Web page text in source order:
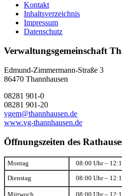
Kontakt
Inhaltsverzeichnis
Impressum
Datenschutz
Verwaltungsgemeinschaft
Edmund-Zimmermann-Straße 3
86470 Thannhausen
08281 901-0
08281 901-20
vgem@thannhausen.de
www.vg-thannhausen.de
Öffnungszeiten des
Montag 08:00 Uhr –
Dienstag 08:00 Uhr –